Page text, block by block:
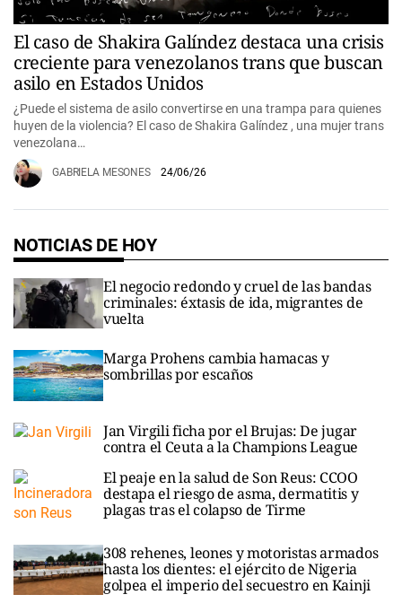
El caso de Shakira Galíndez destaca una crisis
creciente para venezolanos trans que buscan
asilo en Estados Unidos
¿Puede el sistema de asilo convertirse en una trampa para quienes
huyen de la violencia? El caso de Shakira Galíndez , una mujer trans
venezolana…
GABRIELA MESONES 24/06/26
NOTICIAS DE HOY
El negocio redondo y cruel de las bandas
criminales: éxtasis de ida, migrantes de
vuelta
Marga Prohens cambia hamacas y
sombrillas por escaños
Jan Virgili ficha por el Brujas: De jugar
contra el Ceuta a la Champions League
El peaje en la salud de Son Reus: CCOO
destapa el riesgo de asma, dermatitis y
plagas tras el colapso de Tirme
308 rehenes, leones y motoristas armados
hasta los dientes: el ejército de Nigeria
golpea el imperio del secuestro en Kainji